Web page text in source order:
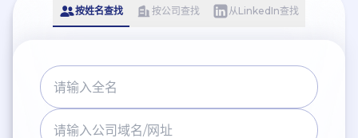
按姓名查找 按公司查找 从LinkedIn查找